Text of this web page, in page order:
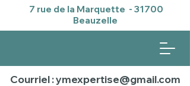
7 rue de la Marquette - 31700
Beauzelle
Courriel : ymexpertise@gmail.com